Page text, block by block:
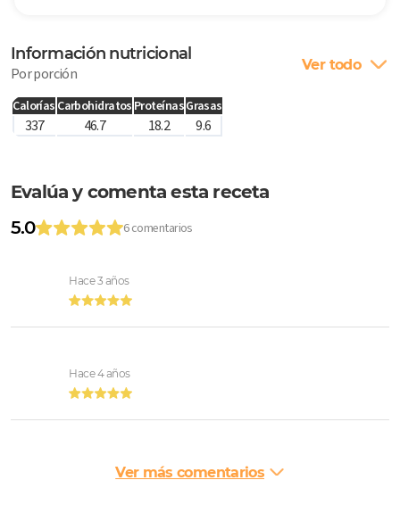
Información nutricional
Por porción Ver todo
Calorías Carbohidratos ProteínasGrasas
337 46.7 18.2 9.6
Evalúa y comenta esta receta
5.0
6 comentarios
Hace 3 años
Hace 4 años
Ver más comentarios